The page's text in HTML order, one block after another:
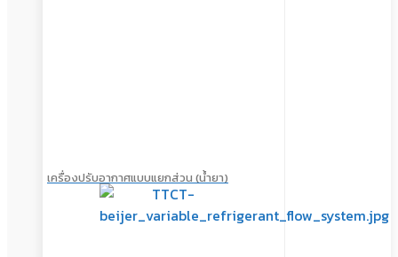
เครื่องปรับอากาศแบบแยกส่วน (น้ำยา)